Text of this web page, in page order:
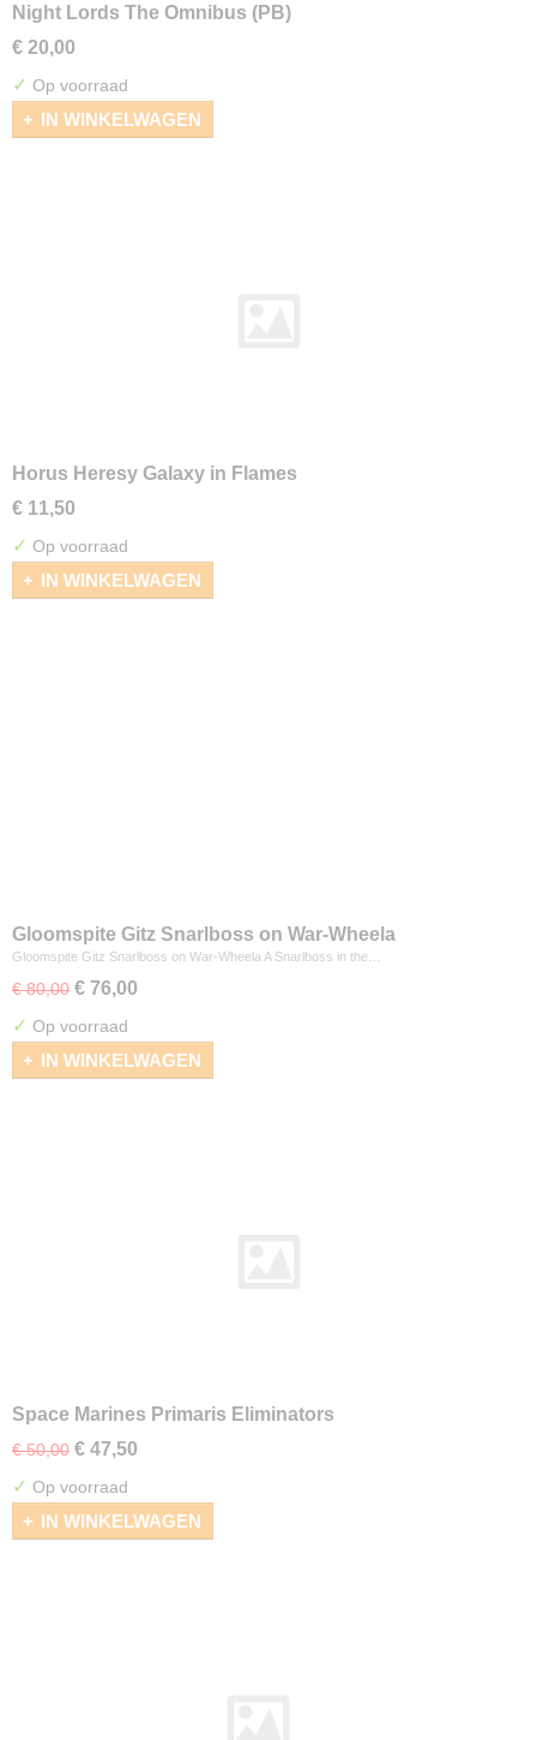
Night Lords The Omnibus (PB)
€ 20,00
✓ Op voorraad
IN WINKELWAGEN
Horus Heresy Galaxy in Flames
€ 11,50
✓ Op voorraad
IN WINKELWAGEN
Gloomspite Gitz Snarlboss on War-Wheela
Gloomspite Gitz Snarlboss on War-Wheela A Snarlboss in the…
€ 80,00 € 76,00
✓ Op voorraad
IN WINKELWAGEN
Space Marines Primaris Eliminators
€ 50,00 € 47,50
✓ Op voorraad
IN WINKELWAGEN